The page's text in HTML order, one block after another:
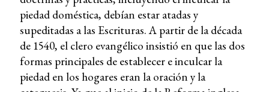
piedad doméstica, debían estar atadas y
supeditadas a las Escrituras. A partir de la década
de 1540, el clero evangélico insistió en que las dos
formas principales de establecer e inculcar la
piedad en los hogares eran la oración y la